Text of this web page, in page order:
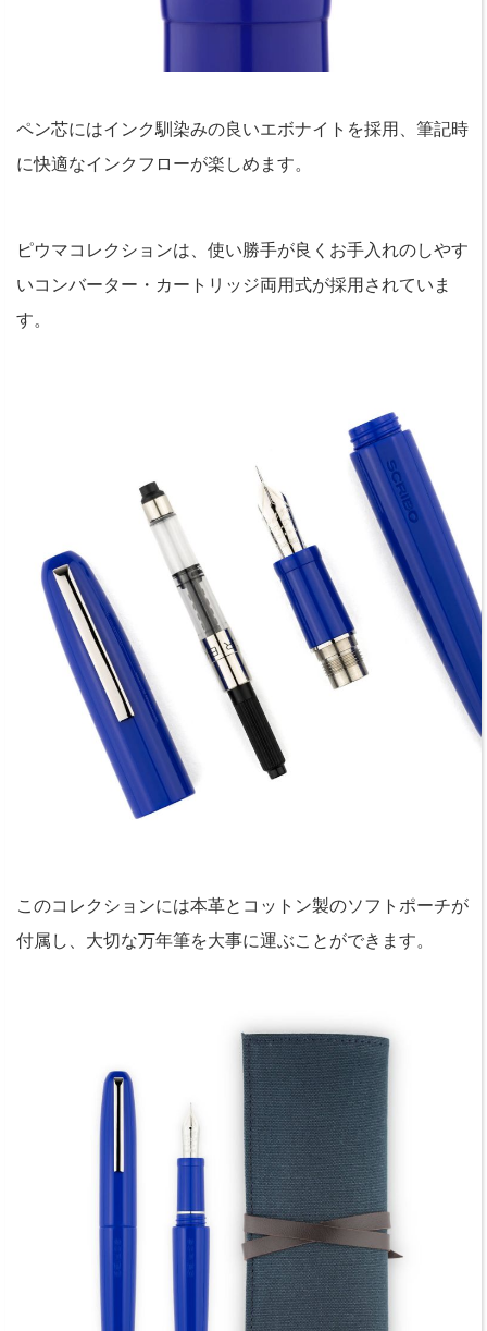
ペン芯にはインク馴染みの良いエボナイトを採用、筆記時
に快適なインクフローが楽しめます。
ピウマコレクションは、使い勝手が良くお手入れのしやす
いコンバーター・カートリッジ両用式が採用されていま
す。
このコレクションには本革とコットン製のソフトポーチが
付属し、大切な万年筆を大事に運ぶことができます。